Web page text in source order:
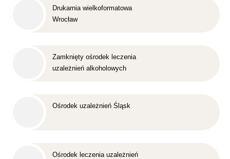
Drukarnia wielkoformatowa
Wrocław
Zamknięty ośrodek leczenia
uzależnień alkoholowych
Ośrodek uzależnień Śląsk
Ośrodek leczenia uzależnień